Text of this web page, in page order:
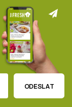
ODESLAT